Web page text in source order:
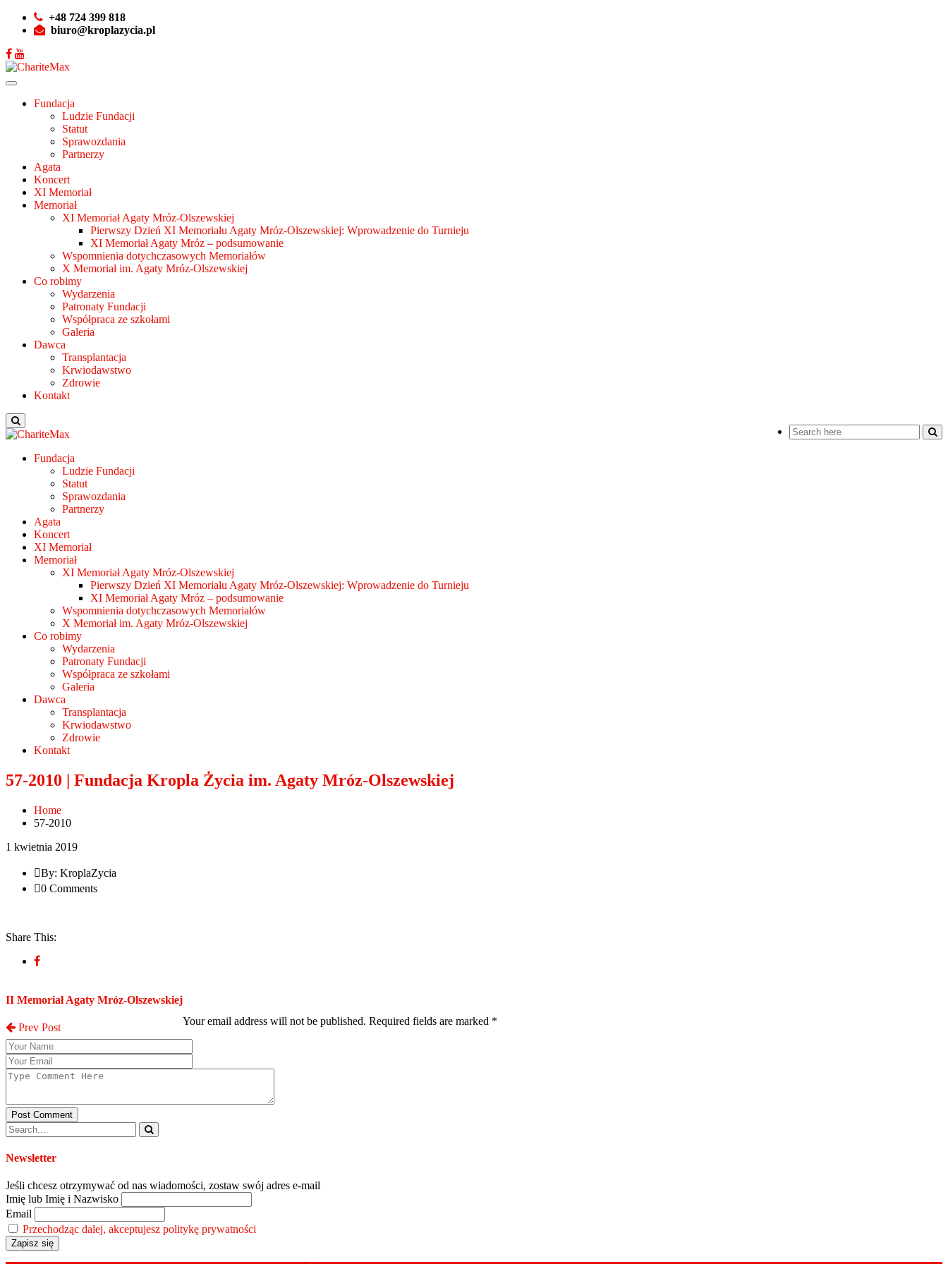
+48 724 399 818
biuro@kroplazycia.pl
Fundacja
Ludzie Fundacji
Statut
Sprawozdania
Partnerzy
Agata
Koncert
XI Memoriał
Memoriał
XI Memoriał Agaty Mróz-Olszewskiej
Pierwszy Dzień XI Memoriału Agaty Mróz-Olszewskiej: Wprowadzenie do Turnieju
XI Memoriał Agaty Mróz – podsumowanie
Wspomnienia dotychczasowych Memoriałów
X Memoriał im. Agaty Mróz-Olszewskiej
Co robimy
Wydarzenia
Patronaty Fundacji
Współpraca ze szkołami
Galeria
Dawca
Transplantacja
Krwiodawstwo
Zdrowie
Kontakt
Fundacja
Ludzie Fundacji
Statut
Sprawozdania
Partnerzy
Agata
Koncert
XI Memoriał
Memoriał
XI Memoriał Agaty Mróz-Olszewskiej
Pierwszy Dzień XI Memoriału Agaty Mróz-Olszewskiej: Wprowadzenie do Turnieju
XI Memoriał Agaty Mróz – podsumowanie
Wspomnienia dotychczasowych Memoriałów
X Memoriał im. Agaty Mróz-Olszewskiej
Co robimy
Wydarzenia
Patronaty Fundacji
Współpraca ze szkołami
Galeria
Dawca
Transplantacja
Krwiodawstwo
Zdrowie
Kontakt
57-2010 | Fundacja Kropla Życia im. Agaty Mróz-Olszewskiej
Home
57-2010
1 kwietnia 2019
By: KroplaZycia
0 Comments
Share This:
II Memoriał Agaty Mróz-Olszewskiej
Prev Post
Your email address will not be published. Required fields are marked *
Post Comment
Newsletter
Jeśli chcesz otrzymywać od nas wiadomości, zostaw swój adres e-mail
Imię lub Imię i Nazwisko
Email
Przechodząc dalej, akceptujesz politykę prywatności